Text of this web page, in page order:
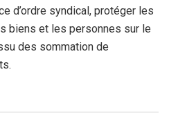
d’ordre syndical, protéger les
biens et les personnes sur le
des sommation de